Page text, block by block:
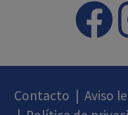
Contacto Aviso